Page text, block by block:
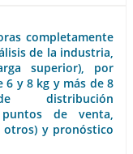
completamente
de la industria,
superior), por
6 y 8 kg y más de 8
puntos de venta,
otros) y pronóstico